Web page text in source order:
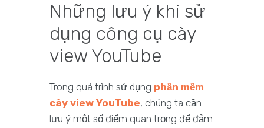
Những lưu ý khi sử
dụng công cụ cày
view YouTube
Trong quá trình sử dụng phần mềm
cày view YouTube, chúng ta cần
lưu ý một số điểm quan trọng để đảm